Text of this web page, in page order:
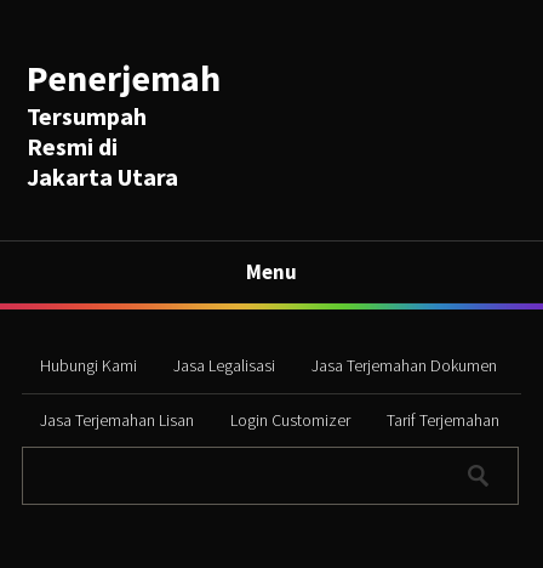
Penerjemah
Tersumpah
Resmi di
Jakarta Utara
Menu
Hubungi Kami Jasa Legalisasi Jasa Terjemahan Dokumen
Jasa Terjemahan Lisan Login Customizer Tarif Terjemahan